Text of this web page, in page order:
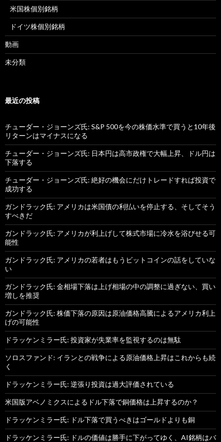
米国株個別銘柄
ドイツ株個別銘柄
動画
未分類
最近の投稿
チューダー・ジョーンズ氏: S&P 500を今の株価水準で買うと10年後
リターンはマイナスになる
チューダー・ジョーンズ氏: 日本円は高市政権で大幅上昇、ドル円は
下落する
チューダー・ジョーンズ氏: 絶好の機会にだけトレードすれば投資で
成功する
ガンドラック氏: アメリカは米国債の利払いを停止する、そしてそう
すべきだ
ガンドラック氏: アメリカが利上げして株式市場に冷水を浴びせる可
能性
ガンドラック氏: アメリカの若者はもうビットコインの話をしていな
い
ガンドラック氏: 金相場下落は上げ相場の中の調整に過ぎない、買い
増しを推奨
ガンドラック氏: 株価下落の原因は原油価格高騰によるアメリカ利上
げの可能性
ドラッケンミラー氏: 投資家が失業率を監視するのは無駄
ソロスファンド: イランとの戦争による原油価格上昇はこれからも続
く
ドラッケンミラー氏: 逆張り投資は過大評価されている
米国版アベノミクスによるドル下落で銅価格は上昇するのか？
ドラッケンミラー氏: ドル下落で買うべきはゴールドよりも銅
ドラッケンミラー氏: ドルの価値は勝手に下がってゆく、AI銘柄はバ